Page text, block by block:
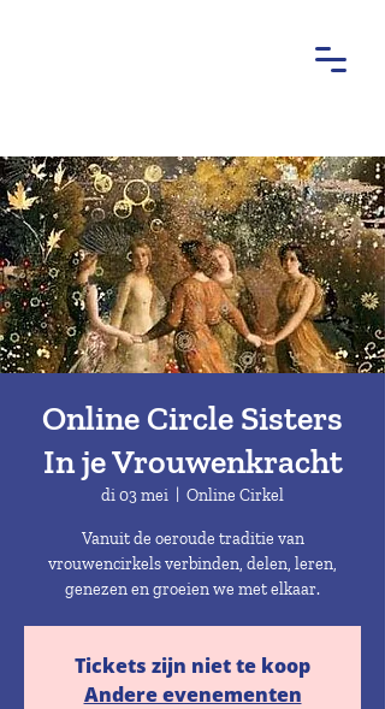
Online Circle Sisters
In je Vrouwenkracht
di 03 mei Online Cirkel
Vanuit de oeroude traditie van
vrouwencirkels verbinden, delen, leren,
genezen en groeien we met elkaar.
Tickets zijn niet te koop
Andere evenementen